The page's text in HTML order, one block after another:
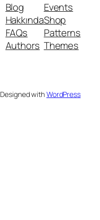
Blog
Hakkında
FAQs
Authors
Events
Shop
Patterns
Themes
Designed withWordPress